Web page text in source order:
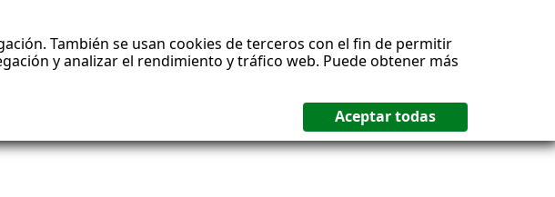
También se usan cookies de terceros con el fin de permitir
y analizar el rendimiento y tráfico web. Puede obtener más